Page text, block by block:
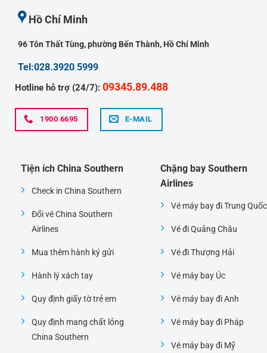
Hồ Chí Minh
96 Tôn Thất Tùng, phường Bến Thành, Hồ Chí Minh
Tel:028.3920 5999
Hotline hỗ trợ (24/7): 09345.89.488
1900 6695 E-MAIL
Tiện ích China Southern
Check in China Southern
Đổi vé China Southern
Airlines
Mua thêm hành ký gửi
Hành lý xách tay
Quy định giấy tờ trẻ em
Quy định mang chất lỏng
China Southern
Chặng bay Southern
Airlines
Vé máy bay đi Trung Quốc
Vé đi Quảng Châu
Vé đi Thượng Hải
Vé máy bay Úc
Vé máy bay đi Anh
Vé máy bay đi Pháp
Vé máy bay đi Mỹ